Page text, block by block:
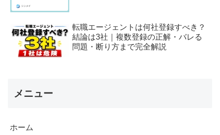
転職エージェントは何社登録すべき？
結論は3社｜複数登録の正解・バレる
問題・断り方まで完全解説
メニュー
ホーム